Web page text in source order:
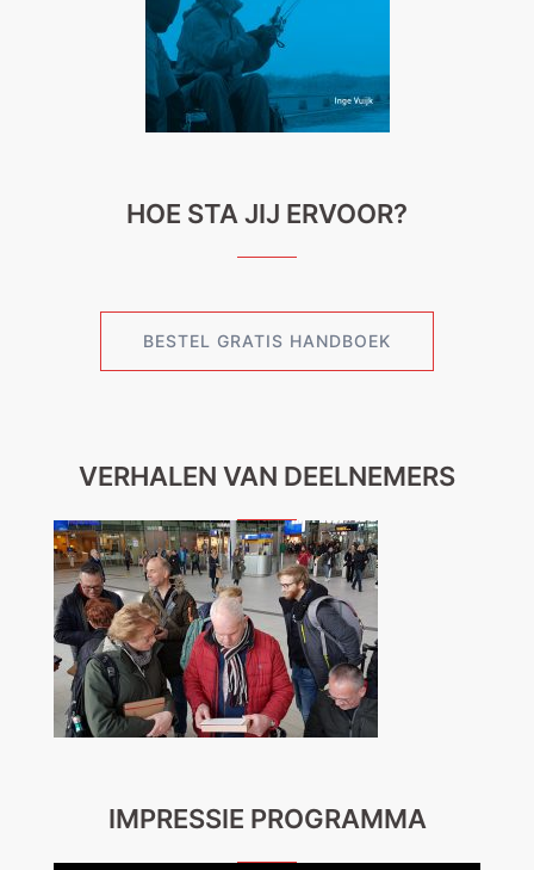
HOE STA JIJ ERVOOR?
BESTEL GRATIS HANDBOEK
VERHALEN VAN DEELNEMERS
IMPRESSIE PROGRAMMA